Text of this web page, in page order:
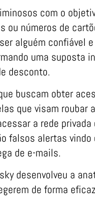
com o
ou números de
alguém confiável
uma suposta
desconto.
buscam obter
que visam roubar
a rede
falsos alertas vindo
de e-mails.
desenvolveu a
de forma